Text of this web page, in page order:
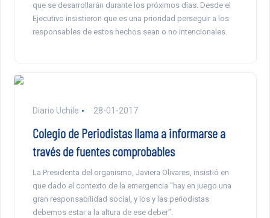
que se desarrollarán durante los próximos días. Desde el
Ejecutivo insistieron que es una prioridad perseguir a los
responsables de estos hechos sean o no intencionales.
Diario Uchile 28-01-2017
Colegio de Periodistas llama a informarse a
través de fuentes comprobables
La Presidenta del organismo, Javiera Olivares, insistió en
que dado el contexto de la emergencia “hay en juego una
gran responsabilidad social, y los y las periodistas
debemos estar a la altura de ese deber”.